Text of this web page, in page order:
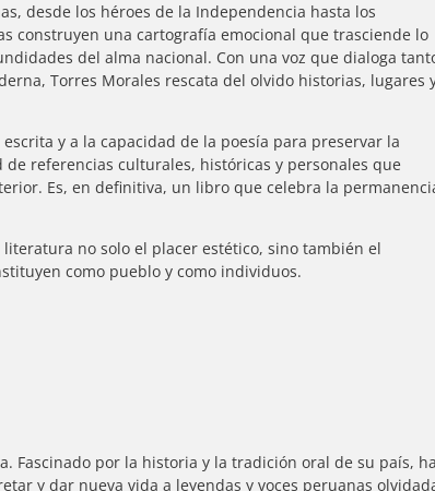
desde los héroes de la Independencia hasta los
construyen una cartografía emocional que trasciende lo
del alma nacional. Con una voz que dialoga
Torres Morales rescata del olvido historias, lugares
y a la capacidad de la poesía para preservar la
referencias culturales, históricas y personales que
Es, en definitiva, un libro que celebra la
no solo el placer estético, sino también el
como pueblo y como individuos.
Fascinado por la historia y la tradición oral de su país, ha
y dar nueva vida a leyendas y voces peruanas